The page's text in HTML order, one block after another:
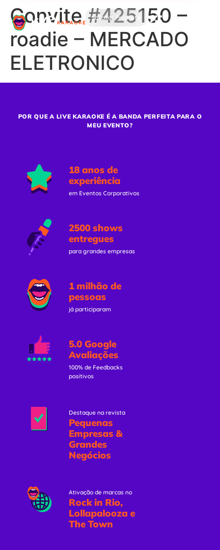
Solicitar Proposta
Convite #425150 –
roadie – MERCADO
ELETRONICO
POR QUE A LIVE KARAOKE É A BANDA PERFEITA PARA O
MEU EVENTO?
18 anos de
experiência
em Eventos Corporativos
2500 shows
entregues
para grandes empresas
1 milhão de
pessoas
já participaram
5.0 Google
Avaliações
100% de Feedbacks
positivos
Destaque na revista
Pequenas
Empresas &
Grandes
Negócios
Ativação de marcas no
Rock in Rio,
Lollapalooza e
The Town